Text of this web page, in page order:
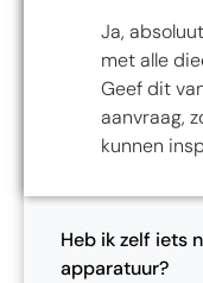
Ja,
met alle
Geef dit
aanvraag,
kunnen
Heb ik zelf iets
apparatuur?